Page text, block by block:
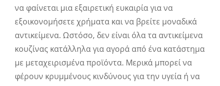
να φαίνεται μια εξαιρετική ευκαιρία για να
εξοικονομήσετε χρήματα και να βρείτε μοναδικά
αντικείμενα. Ωστόσο, δεν είναι όλα τα αντικείμενα
κουζίνας κατάλληλα για αγορά από ένα κατάστημα
με μεταχειρισμένα προϊόντα. Μερικά μπορεί να
φέρουν κρυμμένους κινδύνους για την υγεία ή να